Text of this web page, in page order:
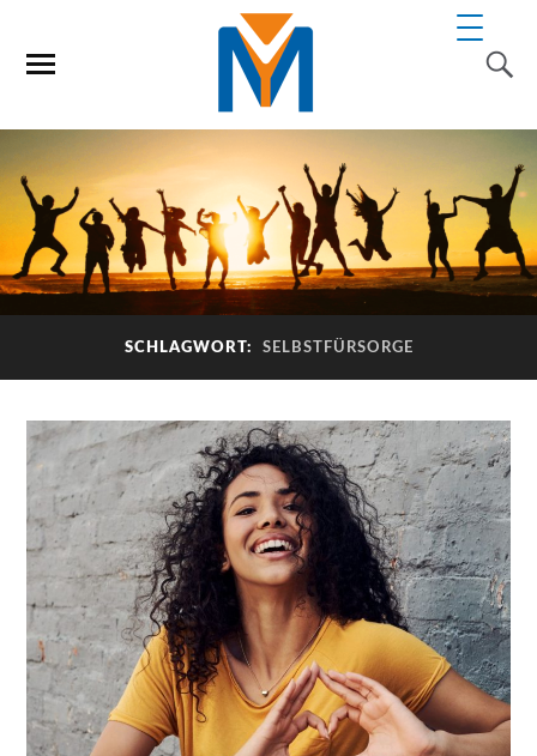
SCHLAGWORT: SELBSTFÜRSORGE